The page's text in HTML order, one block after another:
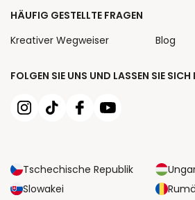
FOLGEN SIE UNS UND LASSEN SIE SICH
Tschechische Republik
Slowakei
HÄUFIG GESTELLTE FRAGEN
Kreativer Wegweiser
Blog